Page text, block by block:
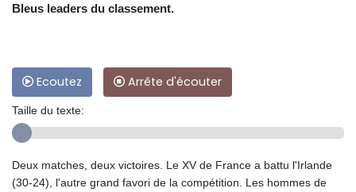
Bleus leaders du classement.
Ecoutez Arrête d'écouter
Taille du texte:
Deux matches, deux victoires. Le XV de France a battu l'Irlande
(30-24), l'autre grand favori de la compétition. Les hommes de